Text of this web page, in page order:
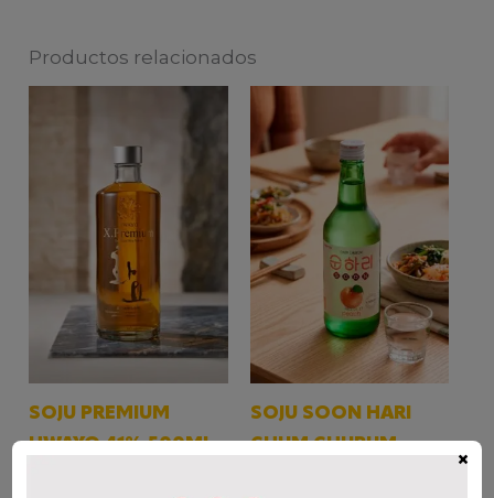
Productos relacionados
SOJU PREMIUM
HWAYO 41% 500ML
SOJU SOON HARI
CHUM CHURUM
×